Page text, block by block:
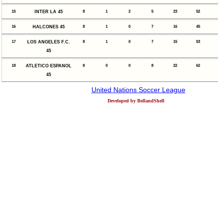
15 INTER LA 45 8 1 2 5 23 52
16 HALCONES 45 8 1 0 7 16 45
17
LOS ANGELES F.C.
45
8 1 0 7 15 53
18
ATLETICO ESPANOL
45
8 0 0 8 22 62
United Nations Soccer League
Developed by BellandShell